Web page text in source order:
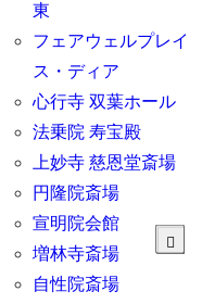
東
フェアウェルプレイ
ス・ディア
心行寺 双葉ホール
法乗院 寿宝殿
上妙寺 慈恩堂斎場
円隆院斎場
宣明院会館
増林寺斎場
自性院斎場